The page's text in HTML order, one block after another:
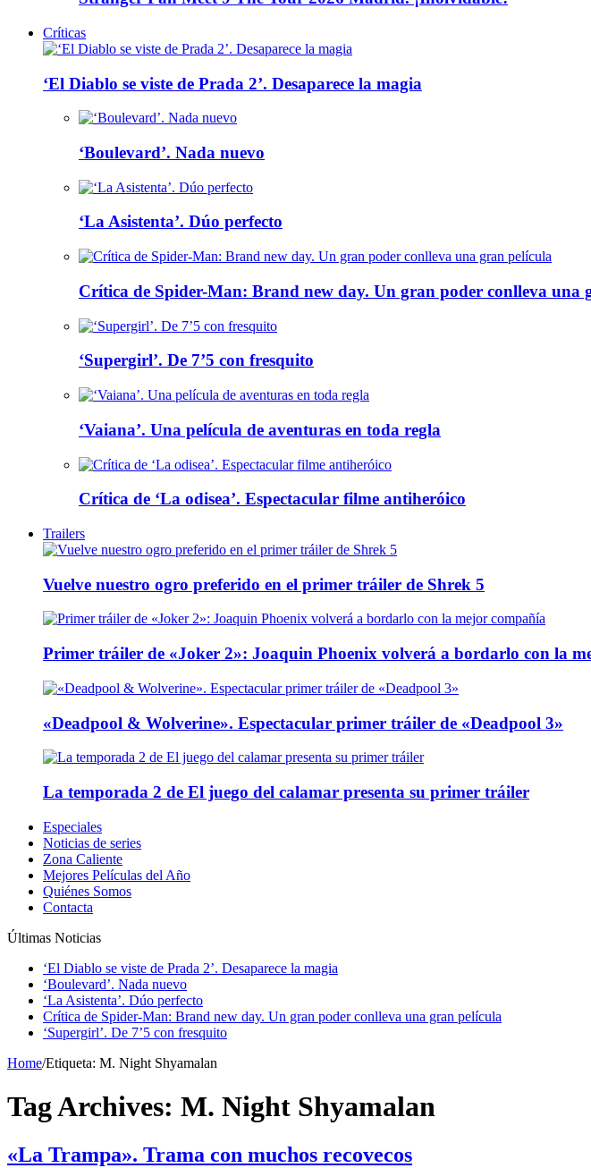
Críticas
‘El Diablo se viste de Prada 2’. Desaparece la magia
‘Boulevard’. Nada nuevo
‘La Asistenta’. Dúo perfecto
Crítica de Spider-Man: Brand new day. Un gran poder conlleva una
‘Supergirl’. De 7’5 con fresquito
‘Vaiana’. Una película de aventuras en toda regla
Crítica de ‘La odisea’. Espectacular filme antiheróico
Trailers
Vuelve nuestro ogro preferido en el primer tráiler de Shrek 5
Primer tráiler de «Joker 2»: Joaquin Phoenix volverá a bordarlo con la
«Deadpool & Wolverine». Espectacular primer tráiler de «Deadpool 3»
La temporada 2 de El juego del calamar presenta su primer tráiler
Especiales
Noticias de series
Zona Caliente
Mejores Películas del Año
Quiénes Somos
Contacta
Últimas Noticias
‘El Diablo se viste de Prada 2’. Desaparece la magia
‘Boulevard’. Nada nuevo
‘La Asistenta’. Dúo perfecto
Crítica de Spider-Man: Brand new day. Un gran poder conlleva una gran película
‘Supergirl’. De 7’5 con fresquito
Home/Etiqueta: M. Night Shyamalan
Tag Archives: M. Night Shyamalan
«La Trampa». Trama con muchos recovecos